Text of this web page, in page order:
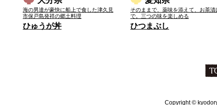
海の男達が豪快に船上で食した津久見
市保戸島発祥の郷土料理
ひゅうが丼
そのままで、薬味を添えて、お茶漬
で。三つの味を楽しめる
ひつまぶし
Copyright ©